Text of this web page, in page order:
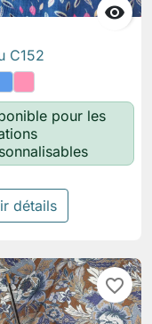

C152
pour les
détails
favorite_border